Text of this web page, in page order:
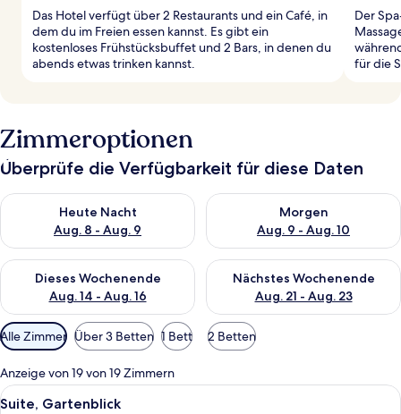
Das Hotel verfügt über 2 Restaurants und ein Café, in
dem du im Freien essen kannst. Es gibt ein
kostenloses Frühstücksbuffet und 2 Bars, in denen du
abends etwas trinken kannst.
Der
für die
Zimmeroptionen
Überprüfe die Verfügbarkeit für diese Daten
Heute Nacht
Aug. 8 - Aug. 9
Überprüfe die Verfügbarkeit für heute Nacht, Aug. 8 - Aug. 9.
Morgen
Aug. 9 - Aug. 10
Überprüfe die Verfügbarkeit
Dieses Wochenende
Aug. 14 - Aug. 16
Überprüfe die Verfügbarkeit für dieses Wochenende, Aug. 14
Nächstes Wochenende
Aug. 21 - Aug. 23
Überprüfe die Verfügbarkeit
Verfügbare
Filter
für
Zimmer
Alle Zimmer Über 3 Betten 1 Bett 2 Betten
Anzeige von 19 von 19 Zimmern
Alle
Ein modernes Wohnzimmer mit
32
Suite, Gartenblick